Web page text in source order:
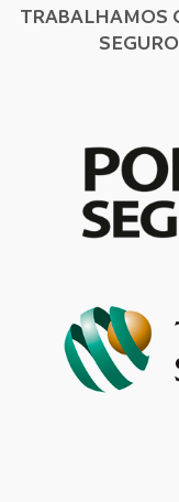
TRABALHAMOS